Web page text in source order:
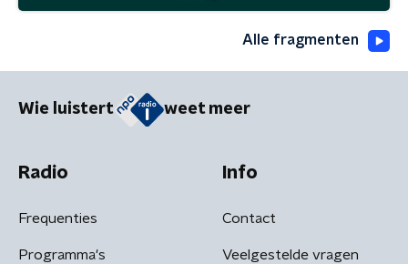
Alle fragmenten
Wie luistert weet meer
Radio
Frequenties
Programma's
Info
Contact
Veelgestelde vragen